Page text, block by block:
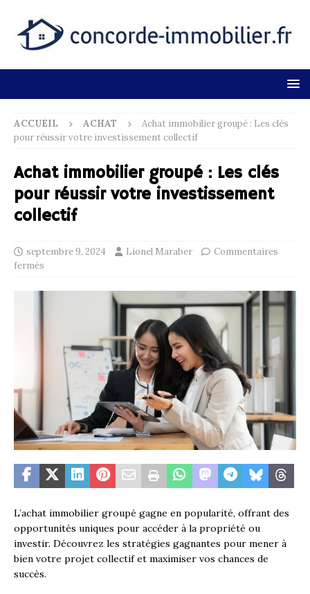
ACCUEIL ACHAT
Achat immobilier groupé : Les clés
pour réussir votre investissement collectif
Achat immobilier groupé : Les clés
pour réussir votre investissement
collectif
septembre 9, 2024 Lionel Maraber
Commentaires
fermés
L’achat immobilier groupé gagne en popularité, offrant des
opportunités uniques pour accéder à la propriété ou
investir. Découvrez les stratégies gagnantes pour mener à
bien votre projet collectif et maximiser vos chances de
succès.